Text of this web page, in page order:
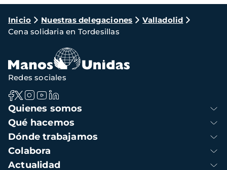
Ruta
de
navegación
Inicio Nuestras delegaciones
Valladolid
Cena solidaria en Tordesillas
Navegación
principal
Quienes somos
Qué hacemos
Dónde trabajamos
Colabora
Actualidad
Redes sociales